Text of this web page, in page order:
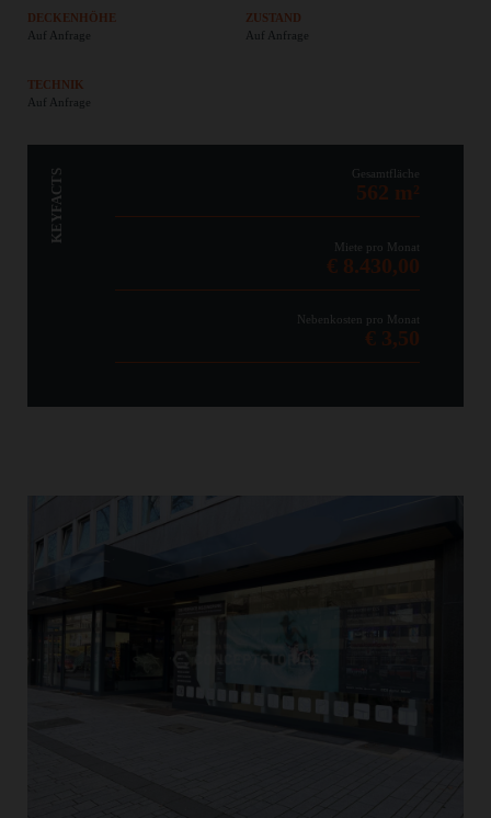
DECKENHÖHE
Auf Anfrage
ZUSTAND
Auf Anfrage
TECHNIK
Auf Anfrage
Gesamtfläche
562 m²
Miete pro Monat
€ 8.430,00
Nebenkosten pro Monat
€ 3,50
KEYFACTS